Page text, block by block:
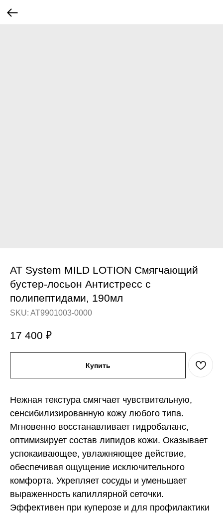
AT System MILD LOTION Смягчающий
бустер-лосьон Антистресс с
полипептидами, 190мл
SKU: AT9901003-0000
17 400 ₽
Купить
Нежная текстура смягчает чувствительную,
сенсибилизированную кожу любого типа.
Мгновенно восстанавливает гидробаланс,
оптимизирует состав липидов кожи. Оказывает
успокаивающее, увлажняющее действие,
обеспечивая ощущение исключительного
комфорта. Укрепляет сосуды и уменьшает
выраженность капиллярной сеточки.
Эффективен при куперозе и для профилактики